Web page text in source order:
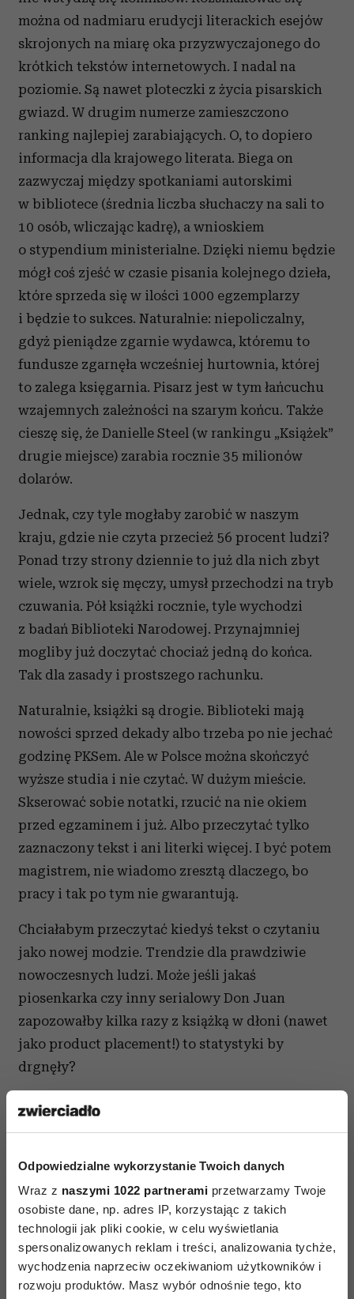
Odpowiedzialne wykorzystanie Twoich danych
Wraz z naszymi 1022 partnerami przetwarzamy Twoje
osobiste dane, np. adres IP, korzystając z takich
technologii jak pliki cookie, w celu wyświetlania
spersonalizowanych reklam i treści, analizowania tychże,
wychodzenia naprzeciw oczekiwaniom użytkowników i
rozwoju produktów. Masz wybór odnośnie tego, kto
można od nadmiaru erudycji literackich esejów
skrojonych na miarę oka przyzwyczajonego do
krótkich tekstów internetowych. I nadal na
poziomie. Są nawet ploteczki z życia pisarskich
gwiazd. W drugim numerze zamieszczono
ranking najlepiej zarabiających. O, to dopiero
informacja dla krajowego literata. Biega on
zazwyczaj między spotkaniami autorskimi
w bibliotece (średnia liczba słuchaczy na sali to
10 osób, wliczając kadrę), a wnioskiem
o stypendium ministerialne. Dzięki niemu będzie
mógł coś zjeść w czasie pisania kolejnego dzieła,
które sprzeda się w ilości 1000 egzemplarzy
i będzie to sukces. Naturalnie: niepoliczalny,
gdyż pieniądze zgarnie wydawca, któremu to
fundusze zgarnęła wcześniej hurtownia, której
to zalega księgarnia. Pisarz jest w tym łańcuchu
wzajemnych zależności na szarym końcu. Także
cieszę się, że Danielle Steel (w rankingu „Książek”
drugie miejsce) zarabia rocznie 35 milionów
dolarów.
Jednak, czy tyle mogłaby zarobić w naszym
kraju, gdzie nie czyta przecież 56 procent ludzi?
Ponad trzy strony dziennie to już dla nich zbyt
wiele, wzrok się męczy, umysł przechodzi na tryb
czuwania. Pół książki rocznie, tyle wychodzi
z badań Biblioteki Narodowej. Przynajmniej
mogliby już doczytać chociaż jedną do końca.
Tak dla zasady i prostszego rachunku.
Naturalnie, książki są drogie. Biblioteki mają
nowości sprzed dekady albo trzeba po nie jechać
godzinę PKSem. Ale w Polsce można skończyć
wyższe studia i nie czytać. W dużym mieście.
Skserować sobie notatki, rzucić na nie okiem
przed egzaminem i już. Albo przeczytać tylko
zaznaczony tekst i ani literki więcej. I być potem
magistrem, nie wiadomo zresztą dlaczego, bo
pracy i tak po tym nie gwarantują.
Chciałabym przeczytać kiedyś tekst o czytaniu
jako nowej modzie. Trendzie dla prawdziwie
nowoczesnych ludzi. Może jeśli jakaś
piosenkarka czy inny serialowy Don Juan
zapozowałby kilka razy z książką w dłoni (nawet
jako product placement!) to statystyki by
drgnęły?
Chciałabym poczytać o starych, dobrych
celebrytę. Takie zwierzenia w tabloidzie na
przykład o trudności z kupieniem pierwszym
tomów „Dziennika” Nałkowskiej. Że ktoś je
jednak zdobył. I wtedy czuł wzruszenie, głaskał
obiekt. Potem starannie wybierał dla niego
miejsce na regale, całował przed snem i zapraszał